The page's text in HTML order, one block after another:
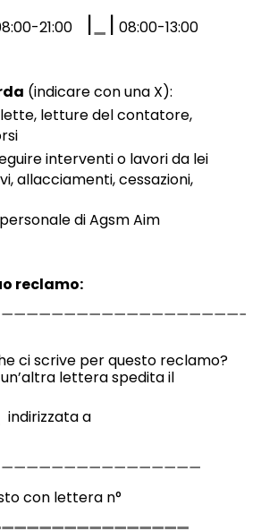
21:00 | | 08:00-13:00
(indicare con una X):
letture del contatore,
interventi o lavori da lei
allacciamenti, cessazioni,
di Agsm Aim
reclamo:
ci scrive per questo reclamo?
lettera spedita il
indirizzata a
con lettera n°